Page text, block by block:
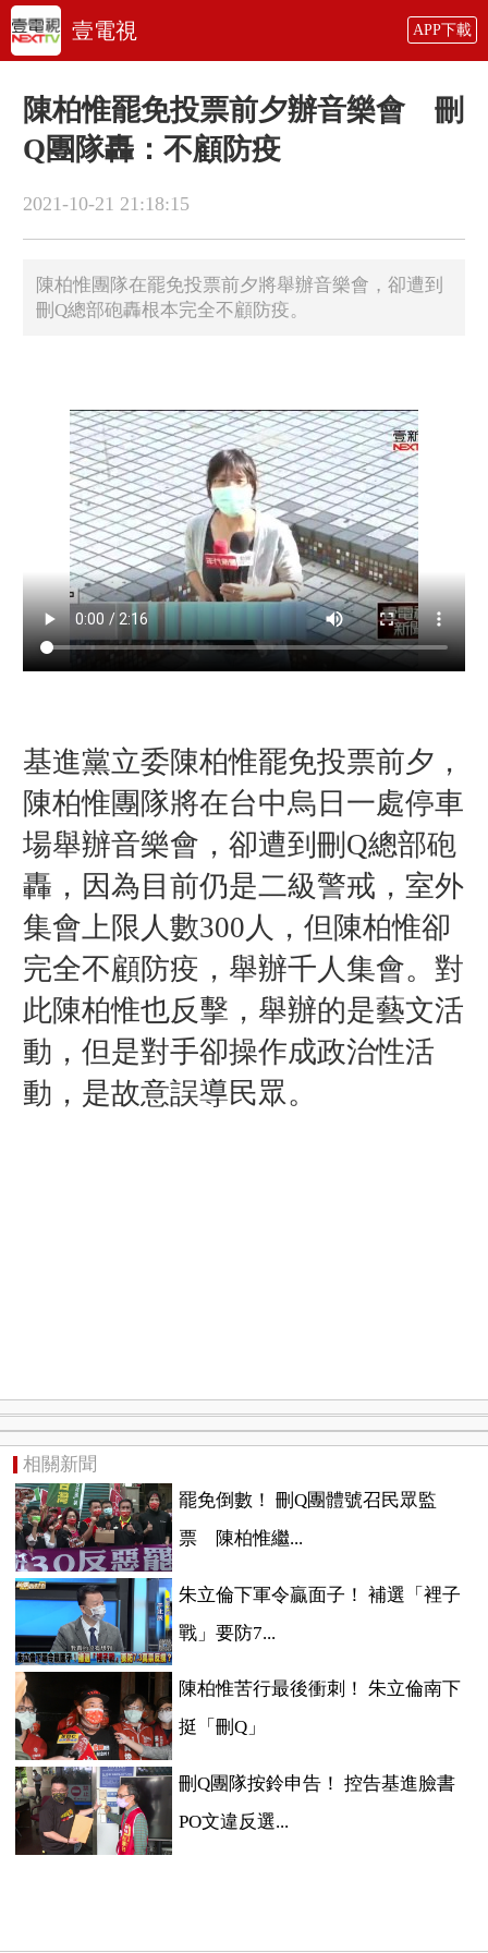
壹電視 APP下載
陳柏惟罷免投票前夕辦音樂會 刪
Q團隊轟：不顧防疫
2021-10-21 21:18:15
陳柏惟團隊在罷免投票前夕將舉辦音樂會，卻遭到
刪Q總部砲轟根本完全不顧防疫。
基進黨立委陳柏惟罷免投票前夕，
陳柏惟團隊將在台中烏日一處停車
場舉辦音樂會，卻遭到刪Q總部砲
轟，因為目前仍是二級警戒，室外
集會上限人數300人，但陳柏惟卻
完全不顧防疫，舉辦千人集會。對
此陳柏惟也反擊，舉辦的是藝文活
動，但是對手卻操作成政治性活
動，是故意誤導民眾。
相關新聞
罷免倒數！ 刪Q團體號召民眾監
票 陳柏惟繼...
朱立倫下軍令贏面子！ 補選「裡子
戰」要防7...
陳柏惟苦行最後衝刺！ 朱立倫南下
挺「刪Q」
刪Q團隊按鈴申告！ 控告基進臉書
PO文違反選...